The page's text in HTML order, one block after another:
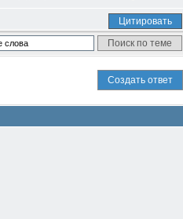
Цитировать
Создать ответ